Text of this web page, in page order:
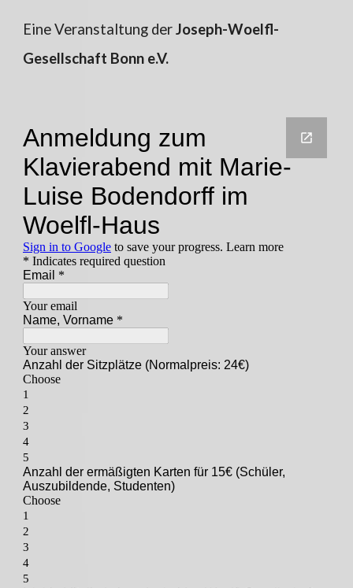
Eine Veranstaltung derJoseph-Woelfl-
Gesellschaft Bonn e.V.